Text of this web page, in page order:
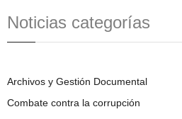
Noticias categorías
Archivos y Gestión Documental
Combate contra la corrupción